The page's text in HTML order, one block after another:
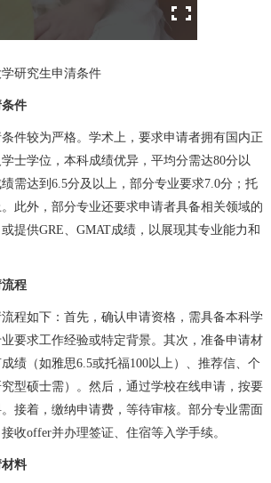
研究生申清条件
件
件较为严格。学术上，要求申请者拥有国内正
士学位，本科成绩优异，平均分需达80分以
需达到6.5分及以上，部分专业要求7.0分；托
此外，部分专业还要求申请者具备相关领域的
提供GRE、GMAT成绩，以展现其专业能力和
程
程如下：首先，确认申请资格，需具备本科学
要求工作经验或特定背景。其次，准备申请材
绩（如雅思6.5或托福100以上）、推荐信、个
型硕士需）。然后，通过学校在线申请，按要
接着，缴纳申请费，等待审核。部分专业需面
收offer并办理签证、住宿等入学手续。
料